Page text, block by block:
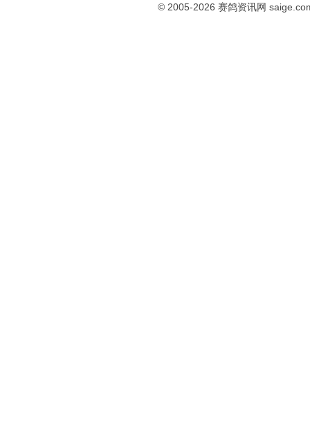
© 2005-2026 赛鸽资讯网